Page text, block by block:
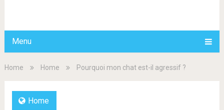
Menu
Home Home Pourquoi mon chat est-il agressif ?
Home